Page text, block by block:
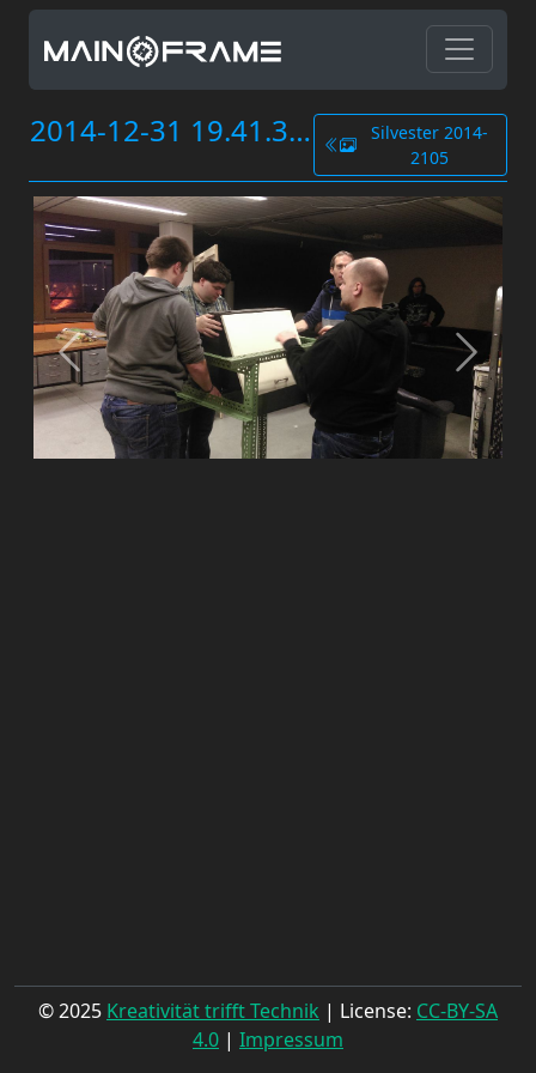
2014-12-31 19.41.36.jpg
Silvester 2014-
2105
© 2025 Kreativität trifft Technik | License: CC-BY-SA
4.0 | Impressum